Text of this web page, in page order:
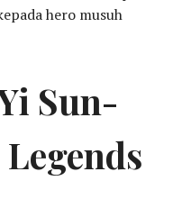
hero musuh
Sun-